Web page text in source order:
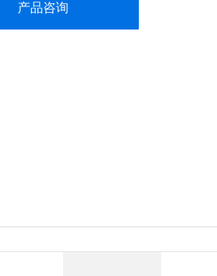
产品咨询